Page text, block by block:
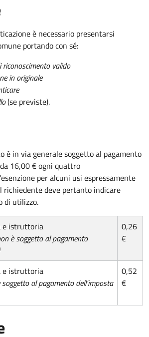
è necessario presentarsi
portando con sé:
riconoscimento valido
in originale
(se previste).
è in via generale soggetto al pagamento
16,00 € ogni quattro
per alcuni usi espressamente
richiedente deve pertanto indicare
di utilizzo.
e istruttoria
è soggetto al pagamento
0,26
€
e istruttoria
al pagamento dell'imposta
0,52
€